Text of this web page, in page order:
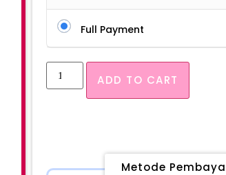
Full Payment
ADD TO CART
Metode